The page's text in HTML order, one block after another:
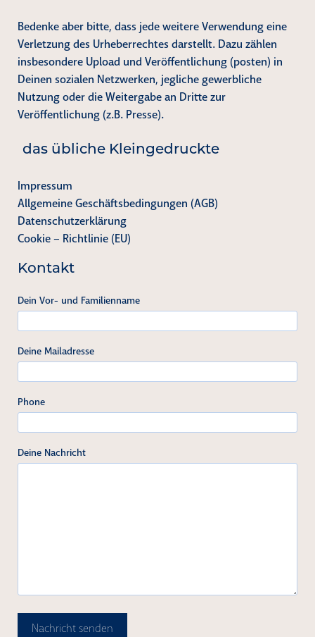
Bedenke aber bitte, dass jede weitere Verwendung eine
Verletzung des Urheberrechtes darstellt. Dazu zählen
insbesondere Upload und Veröffentlichung (posten) in
Deinen sozialen Netzwerken, jegliche gewerbliche
Nutzung oder die Weitergabe an Dritte zur
Veröffentlichung (z.B. Presse).
das übliche Kleingedruckte
Impressum
Allgemeine Geschäftsbedingungen (AGB)
Datenschutzerklärung
Cookie – Richtlinie (EU)
Kontakt
Dein Vor- und Familienname
Deine Mailadresse
Phone
Deine Nachricht
Nachricht senden